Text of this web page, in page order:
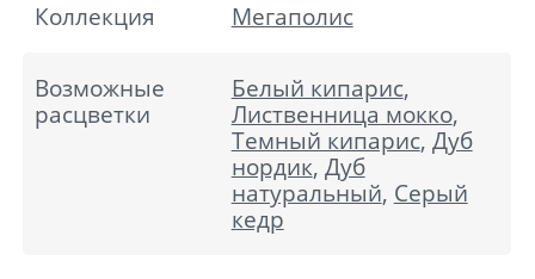
Коллекция Мегаполис
Возможные
расцветки
Белый кипарис,
Лиственница мокко,
Темный кипарис, Дуб
нордик, Дуб
натуральный, Серый
кедр